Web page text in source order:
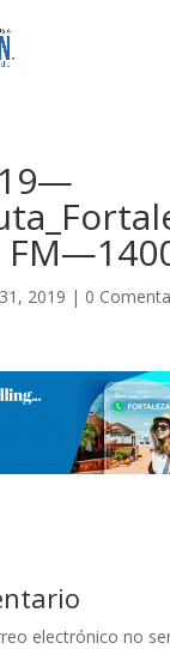
2019 | 0
electrónico no